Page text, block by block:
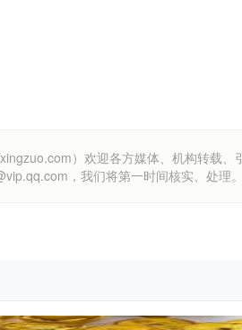
）欢迎各方媒体、机构转载
，我们将第一时间核实、处理